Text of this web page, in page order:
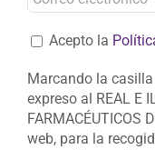
Marcando la casilla
expreso al REAL E
FARMACÉUTICOS